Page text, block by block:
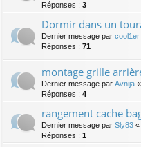
Réponses : 3
Dormir dans un
Dernier message par cool1er
Réponses : 71
montage grille
Dernier message par Avnija «
Réponses : 4
rangement cache
Dernier message par Sly83 «
Réponses : 1